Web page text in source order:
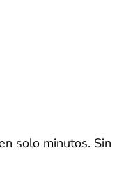
solo minutos. Sin